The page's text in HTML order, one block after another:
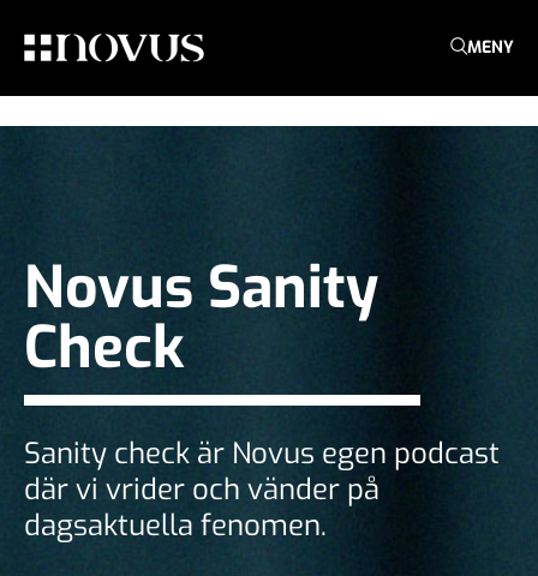
MENY
Novus Sanity
Check
Sanity check är Novus egen podcast
där vi vrider och vänder på
dagsaktuella fenomen.